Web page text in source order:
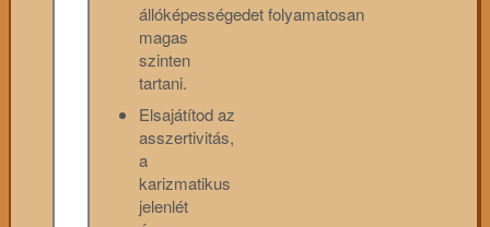
állóképességedet folyamatosan
magas
szinten
tartani.
Elsajátítod az
asszertivitás,
a
karizmatikus
jelenlét